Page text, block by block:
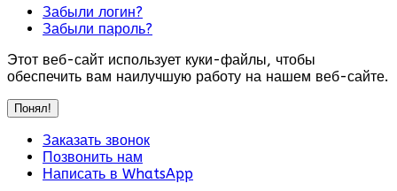
Забыли логин?
Забыли пароль?
Этот веб-сайт использует куки-файлы, чтобы
обеспечить вам наилучшую работу на нашем веб-сайте.
Понял!
Заказать звонок
Позвонить нам
Написать в WhatsApp